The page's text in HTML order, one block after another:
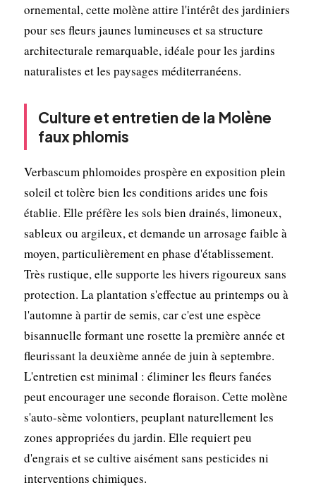
ornemental, cette molène attire l'intérêt des jardiniers
pour ses fleurs jaunes lumineuses et sa structure
architecturale remarquable, idéale pour les jardins
naturalistes et les paysages méditerranéens.
Culture et entretien de la Molène
faux phlomis
Verbascum phlomoides prospère en exposition plein
soleil et tolère bien les conditions arides une fois
établie. Elle préfère les sols bien drainés, limoneux,
sableux ou argileux, et demande un arrosage faible à
moyen, particulièrement en phase d'établissement.
Très rustique, elle supporte les hivers rigoureux sans
protection. La plantation s'effectue au printemps ou à
l'automne à partir de semis, car c'est une espèce
bisannuelle formant une rosette la première année et
fleurissant la deuxième année de juin à septembre.
L'entretien est minimal : éliminer les fleurs fanées
peut encourager une seconde floraison. Cette molène
s'auto-sème volontiers, peuplant naturellement les
zones appropriées du jardin. Elle requiert peu
d'engrais et se cultive aisément sans pesticides ni
interventions chimiques.